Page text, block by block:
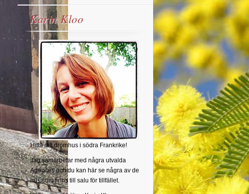
Karin Kloo
Hitta ditt drömhus i södra Frankrike!
Jag samarbetar med några utvalda
Agences och du kan här se några av de
hus som finns till salu för tillfället.